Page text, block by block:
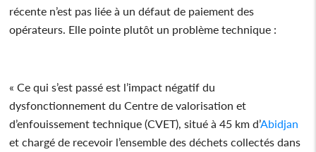
récente n’est pas liée à un défaut de paiement des
opérateurs. Elle pointe plutôt un problème technique :
« Ce qui s’est passé est l’impact négatif du
dysfonctionnement du Centre de valorisation et
d’enfouissement technique (CVET), situé à 45 km d’Abidjan
et chargé de recevoir l’ensemble des déchets collectés dans